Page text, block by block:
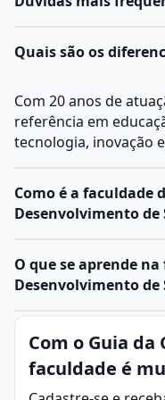
Quais são os
Com 20 anos de
referência em
tecnologia, inovação
Como é a faculdade
Desenvolvimento de
O curso de ADSforma
projetar, desenvolver
aluno para atuar com
metodologias ágeis
Características do
O que se aprende
Desenvolvimento de
Análise e
área da tecnologia
criação,
software que
Com o Guia
faculdade é